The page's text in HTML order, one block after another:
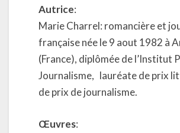
Autrice:
Marie Charrel: romancière et
française née le 9 aout 1982 à
(France), diplômée de l’Institut
Journalisme, lauréate de prix
de prix de journalisme.
Œuvres: